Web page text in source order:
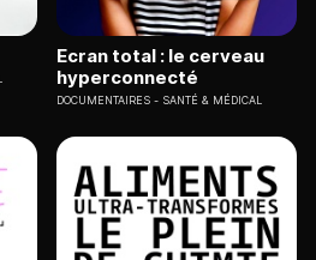
Ecran total : le cerveau
hyperconnecté
DOCUMENTAIRES SANTÉ & MÉDICAL